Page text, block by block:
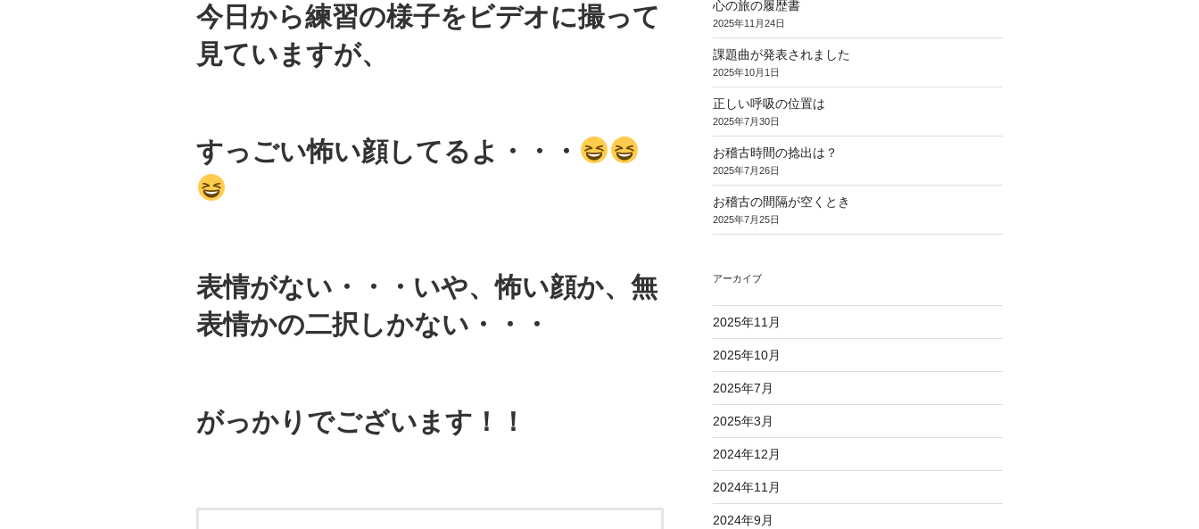
今日から練習の様子をビデオに撮って
見ていますが、
すっごい怖い顔してるよ・・・
表情がない・・・いや、怖い顔か、無
表情かの二択しかない・・・
がっかりでございます！！
心の旅の履歴書
2025年11月24日
課題曲が発表されました
2025年10月1日
正しい呼吸の位置は
2025年7月30日
お稽古時間の捻出は？
2025年7月26日
お稽古の間隔が空くとき
2025年7月25日
アーカイブ
2025年11月
2025年10月
2025年7月
2025年3月
2024年12月
2024年11月
2024年9月